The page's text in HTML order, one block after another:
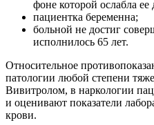
фоне которой ослабла
пациентка беременна;
больной не достиг
исполнилось 65 лет.
Относительное
патологии любой степени
Вивитролом, в наркологии
и оценивают показатели
крови.